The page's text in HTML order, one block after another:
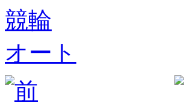
競輪
オート